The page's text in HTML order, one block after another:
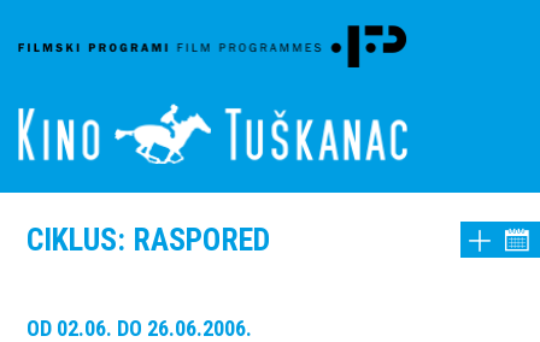
CIKLUS: RASPORED
OD 02.06. DO 26.06.2006.